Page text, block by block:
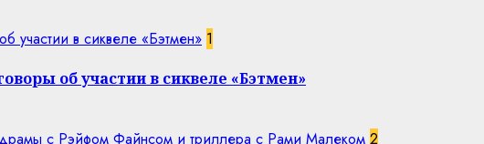
участии в сиквеле «Бэтмен» 1
об участии в сиквеле «Бэтмен»
с Рэйфом Файнсом и триллера с Рами Малеком 2